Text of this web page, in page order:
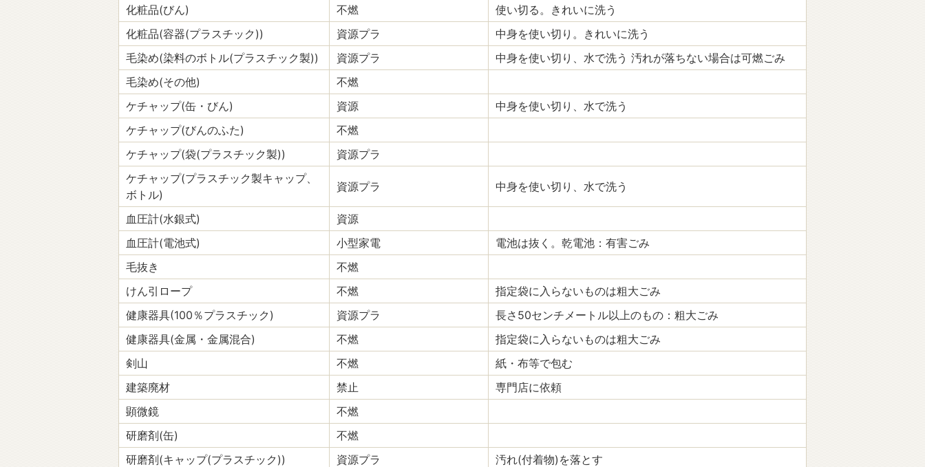
化粧品(びん)
不燃
使い切る。きれいに洗う
化粧品(容器(プラスチック))
資源プラ
中身を使い切り。きれいに洗う
毛染め(染料のボトル(プラスチック製))
資源プラ
中身を使い切り、水で洗う 汚れが落ちない場合は可燃ごみ
毛染め(その他)
不燃
ケチャップ(缶・びん)
資源
中身を使い切り、水で洗う
ケチャップ(びんのふた)
不燃
ケチャップ(袋(プラスチック製))
資源プラ
ケチャップ(プラスチック製キャップ、
ボトル)
資源プラ 中身を使い切り、水で洗う
血圧計(水銀式)
資源
血圧計(電池式)
小型家電
電池は抜く。乾電池：有害ごみ
毛抜き
不燃
けん引ロープ
不燃
指定袋に入らないものは粗大ごみ
健康器具(100％プラスチック)
資源プラ
長さ50センチメートル以上のもの：粗大ごみ
健康器具(金属・金属混合)
不燃
指定袋に入らないものは粗大ごみ
剣山
不燃
紙・布等で包む
建築廃材
禁止
専門店に依頼
顕微鏡
不燃
研磨剤(缶)
不燃
研磨剤(キャップ(プラスチック))
資源プラ
汚れ(付着物)を落とす